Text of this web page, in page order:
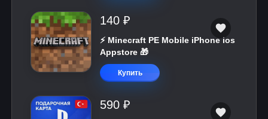
140 ₽
⚡️ Minecraft PE Mobile iPhone ios
Appstore 🎁
Купить
590 ₽